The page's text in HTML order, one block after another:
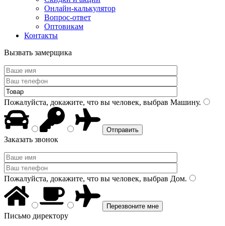
Онлайн-калькулятор
Вопрос-ответ
Оптовикам
Контакты
Вызвать замерщика
Пожалуйста, докажите, что вы человек, выбрав Машину.
Заказать звонок
Пожалуйста, докажите, что вы человек, выбрав Дом.
Письмо директору